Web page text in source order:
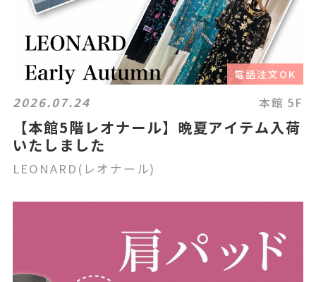
電話注文OK
2026.07.24 本館 5F
【本館5階レオナール】晩夏アイテム入荷
いたしました
LEONARD(レオナール)